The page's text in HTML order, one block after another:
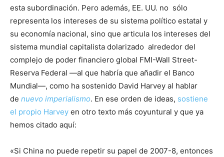
esta subordinación. Pero además, EE. UU. no sólo
representa los intereses de su sistema político estatal y
su economía nacional, sino que articula los intereses del
sistema mundial capitalista dolarizado alrededor del
complejo de poder financiero global FMI-Wall Street-
Reserva Federal —al que habría que añadir el Banco
Mundial—, como ha sostenido David Harvey al hablar
de nuevo imperialismo. En ese orden de ideas, sostiene
el propio Harvey en otro texto más coyuntural y que ya
hemos citado aquí:
«Si China no puede repetir su papel de 2007-8, entonces